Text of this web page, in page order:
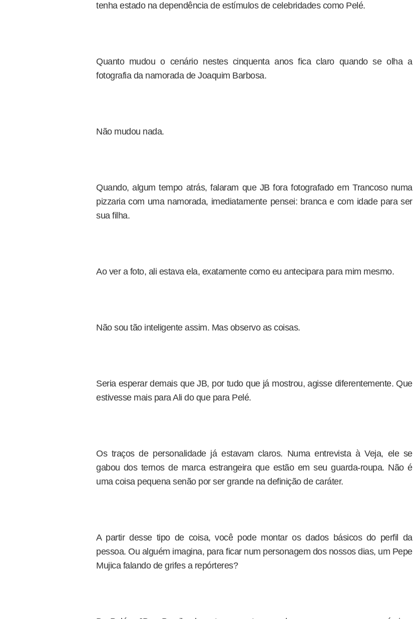
tenha estado na dependência de estímulos de celebridades como Pelé.
Quanto mudou o cenário nestes cinquenta anos fica claro quando se olha a
fotografia da namorada de Joaquim Barbosa.
Não mudou nada.
Quando, algum tempo atrás, falaram que JB fora fotografado em Trancoso numa
pizzaria com uma namorada, imediatamente pensei: branca e com idade para ser
sua filha.
Ao ver a foto, ali estava ela, exatamente como eu antecipara para mim mesmo.
Não sou tão inteligente assim. Mas observo as coisas.
Seria esperar demais que JB, por tudo que já mostrou, agisse diferentemente. Que
estivesse mais para Ali do que para Pelé.
Os traços de personalidade já estavam claros. Numa entrevista à Veja, ele se
gabou dos ternos de marca estrangeira que estão em seu guarda-roupa. Não é
uma coisa pequena senão por ser grande na definição de caráter.
A partir desse tipo de coisa, você pode montar os dados básicos do perfil da
pessoa. Ou alguém imagina, para ficar num personagem dos nossos dias, um Pepe
Mujica falando de grifes a repórteres?